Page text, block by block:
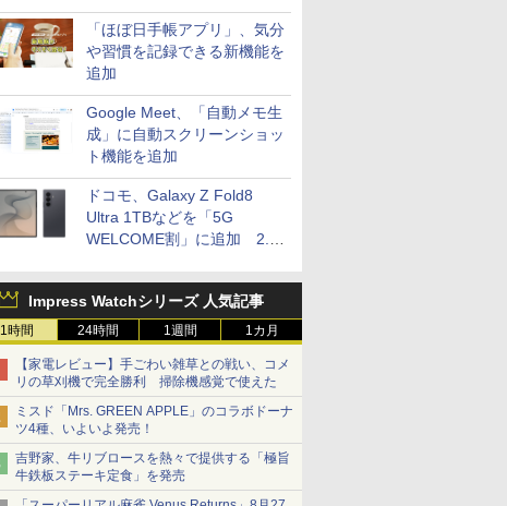
の注意点
「ほぼ日手帳アプリ」、気分
や習慣を記録できる新機能を
追加
Google Meet、「自動メモ生
成」に自動スクリーンショッ
ト機能を追加
ドコモ、Galaxy Z Fold8
Ultra 1TBなどを「5G
WELCOME割」に追加 2.2
Impress Watchシリーズ 人気記事
1時間 24時間 1週間 1カ月
【家電レビュー】手ごわい雑草との戦い、コメ
リの草刈機で完全勝利 掃除機感覚で使えた
ミスド「Mrs. GREEN APPLE」のコラボドーナ
ツ4種、いよいよ発売！
吉野家、牛リブロースを熱々で提供する「極旨
牛鉄板ステーキ定食」を発売